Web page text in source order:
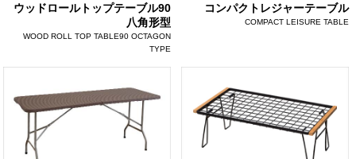
ウッドロールトップテーブル90
八角形型
WOOD ROLL TOP TABLE90 OCTAGON
TYPE
コンパクトレジャーテーブル
COMPACT LEISURE TABLE